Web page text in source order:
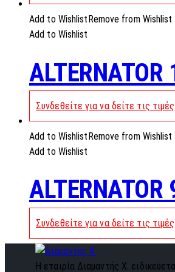
Add to Wishlist Remove from Wishlist
Add to Wishlist
Συνδεθείτε για να δείτε τις τιμές
Add to Wishlist Remove from Wishlist
Add to Wishlist
Συνδεθείτε για να δείτε τις τιμές
Η εταιρία Διαμαντής Χ.